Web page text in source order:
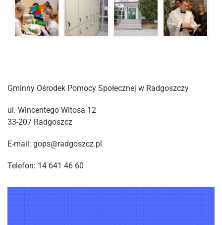
Gminny Ośrodek Pomocy Społecznej w Radgoszczy
ul. Wincentego Witosa 12
33-207 Radgoszcz
E-mail: gops@radgoszcz.pl
Telefon: 14 641 46 60